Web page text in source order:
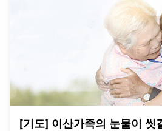
[기도] 이산가족의 눈물이 씻